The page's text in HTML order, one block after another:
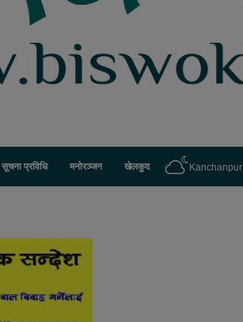
सूचना प्रविधि मनोरञ्जन खेलकुद Kanchanpur